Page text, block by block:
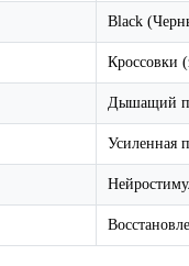
Black
Кроссовки
Дышащий
Усиленная